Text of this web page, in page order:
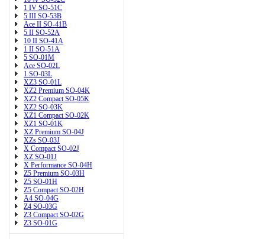
1 IV SO-51C
5 III SO-53B
Ace II SO-41B
5 II SO-52A
10 II SO-41A
1 II SO-51A
5 SO-01M
Ace SO-02L
1 SO-03L
XZ3 SO-01L
XZ2 Premium SO-04K
XZ2 Compact SO-05K
XZ2 SO-03K
XZ1 Compact SO-02K
XZ1 SO-01K
XZ Premium SO-04J
XZs SO-03J
X Compact SO-02J
XZ SO-01J
X Performance SO-04H
Z5 Premium SO-03H
Z5 SO-01H
Z5 Compact SO-02H
A4 SO-04G
Z4 SO-03G
Z3 Compact SO-02G
Z3 SO-01G